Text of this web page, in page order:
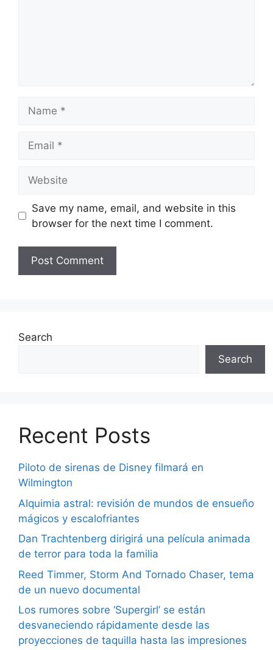
Save my name, email, and website in this
browser for the next time I comment.
Search
Search
Recent Posts
Piloto de sirenas de Disney filmará en
Wilmington
Alquimia astral: revisión de mundos de ensueño
mágicos y escalofriantes
Dan Trachtenberg dirigirá una película animada
de terror para toda la familia
Reed Timmer, Storm And Tornado Chaser, tema
de un nuevo documental
Los rumores sobre ‘Supergirl’ se están
desvaneciendo rápidamente desde las
proyecciones de taquilla hasta las impresiones